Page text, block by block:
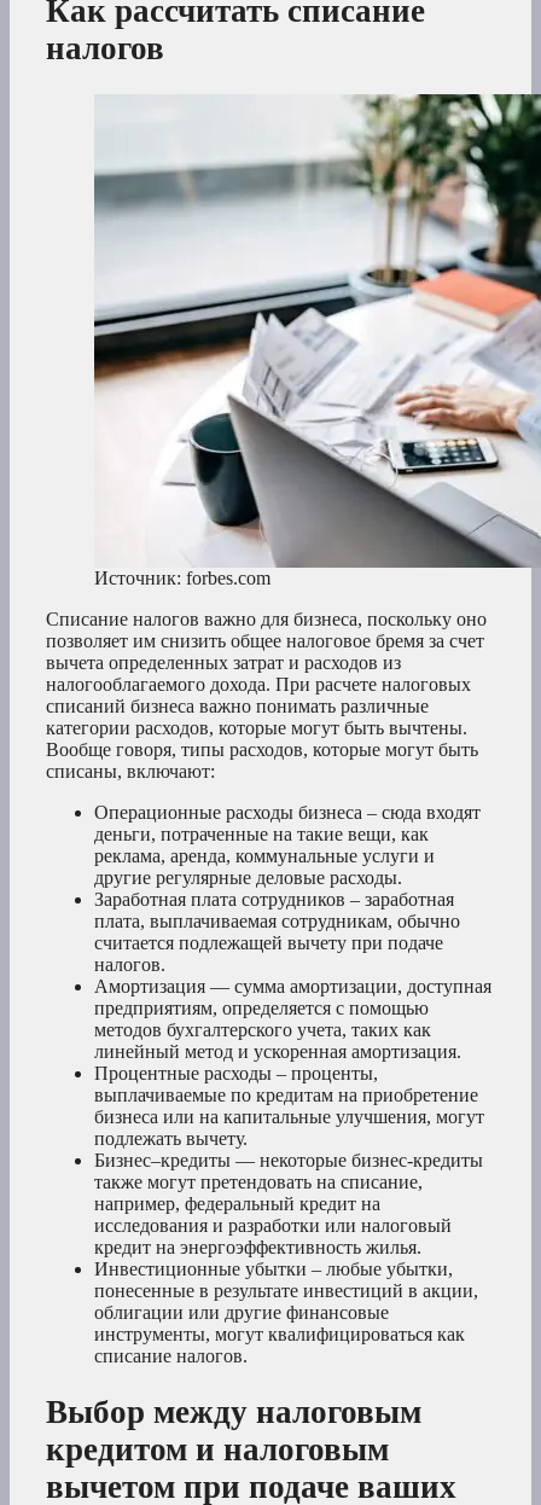
Как рассчитать списание
налогов
Источник: forbes.com
Списание налогов важно для бизнеса, поскольку оно
позволяет им снизить общее налоговое бремя за счет
вычета определенных затрат и расходов из
налогооблагаемого дохода. При расчете налоговых
списаний бизнеса важно понимать различные
категории расходов, которые могут быть вычтены.
Вообще говоря, типы расходов, которые могут быть
списаны, включают:
Операционные расходы бизнеса – сюда входят
деньги, потраченные на такие вещи, как
реклама, аренда, коммунальные услуги и
другие регулярные деловые расходы.
Заработная плата сотрудников – заработная
плата, выплачиваемая сотрудникам, обычно
считается подлежащей вычету при подаче
налогов.
Амортизация — сумма амортизации, доступная
предприятиям, определяется с помощью
методов бухгалтерского учета, таких как
линейный метод и ускоренная амортизация.
Процентные расходы – проценты,
выплачиваемые по кредитам на приобретение
бизнеса или на капитальные улучшения, могут
подлежать вычету.
Бизнес–кредиты — некоторые бизнес-кредиты
также могут претендовать на списание,
например, федеральный кредит на
исследования и разработки или налоговый
кредит на энергоэффективность жилья.
Инвестиционные убытки – любые убытки,
понесенные в результате инвестиций в акции,
облигации или другие финансовые
инструменты, могут квалифицироваться как
списание налогов.
Выбор между налоговым
кредитом и налоговым
вычетом при подаче ваших